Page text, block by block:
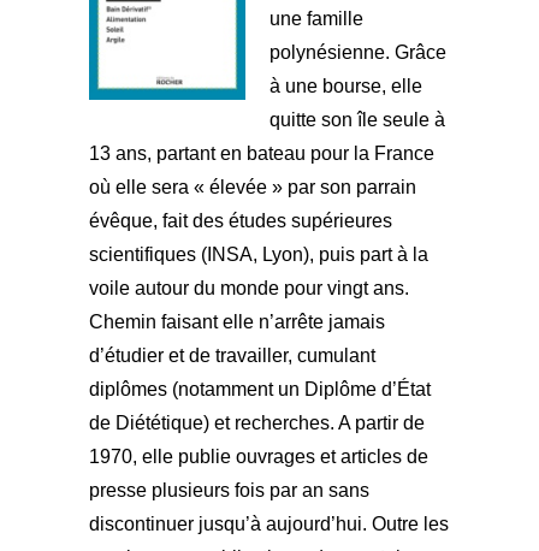
une famille
polynésienne. Grâce
à une bourse, elle
quitte son île seule à
13 ans, partant en bateau pour la France
où elle sera « élevée » par son parrain
évêque, fait des études supérieures
scientifiques (INSA, Lyon), puis part à la
voile autour du monde pour vingt ans.
Chemin faisant elle n’arrête jamais
d’étudier et de travailler, cumulant
diplômes (notamment un Diplôme d’État
de Diététique) et recherches. A partir de
1970, elle publie ouvrages et articles de
presse plusieurs fois par an sans
discontinuer jusqu’à aujourd’hui. Outre les